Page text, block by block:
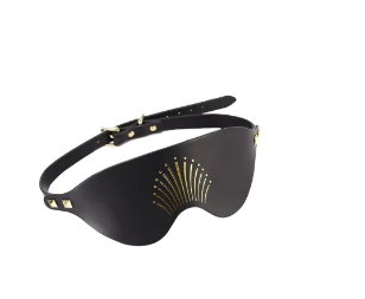
Время работы: до 2 часов
Водонепроницаемость: IPX4